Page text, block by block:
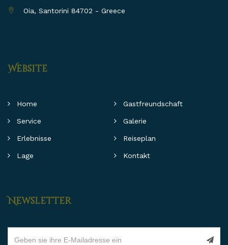
Oia, Santorini 84702 - Greece
Website
Home Gastfreundschaft
Service Galerie
Erlebnisse Reiseplan
Lage Kontakt
Newsletter